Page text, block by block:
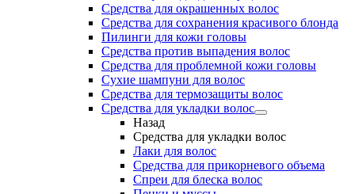
Средства для окрашенных волос
Средства для сохранения красивого блонда
Пилинги для кожи головы
Средства против выпадения волос
Средства для проблемной кожи головы
Сухие шампуни для волос
Средства для термозащиты волос
Средства для укладки волос
Назад
Средства для укладки волос
Лаки для волос
Средства для прикорневого объема
Спреи для блеска волос